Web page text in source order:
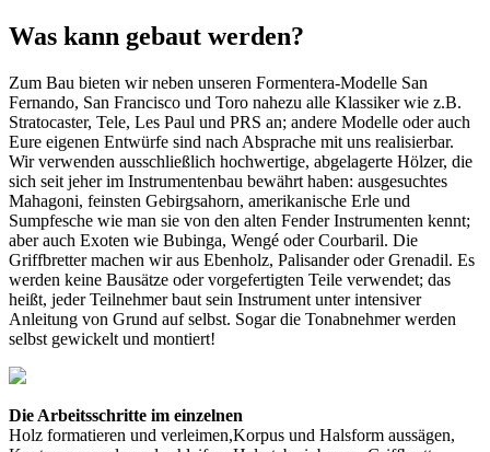
Was kann gebaut werden?
Zum Bau bieten wir neben unseren Formentera-Modelle San
Fernando, San Francisco und Toro nahezu alle Klassiker wie z.B.
Stratocaster, Tele, Les Paul und PRS an; andere Modelle oder auch
Eure eigenen Entwürfe sind nach Absprache mit uns realisierbar.
Wir verwenden ausschließlich hochwertige, abgelagerte Hölzer, die
sich seit jeher im Instrumentenbau bewährt haben: ausgesuchtes
Mahagoni, feinsten Gebirgsahorn, amerikanische Erle und
Sumpfesche wie man sie von den alten Fender Instrumenten kennt;
aber auch Exoten wie Bubinga, Wengé oder Courbaril. Die
Griffbretter machen wir aus Ebenholz, Palisander oder Grenadil. Es
werden keine Bausätze oder vorgefertigten Teile verwendet; das
heißt, jeder Teilnehmer baut sein Instrument unter intensiver
Anleitung von Grund auf selbst. Sogar die Tonabnehmer werden
selbst gewickelt und montiert!
Die Arbeitsschritte im einzelnen
Holz formatieren und verleimen,Korpus und Halsform aussägen,